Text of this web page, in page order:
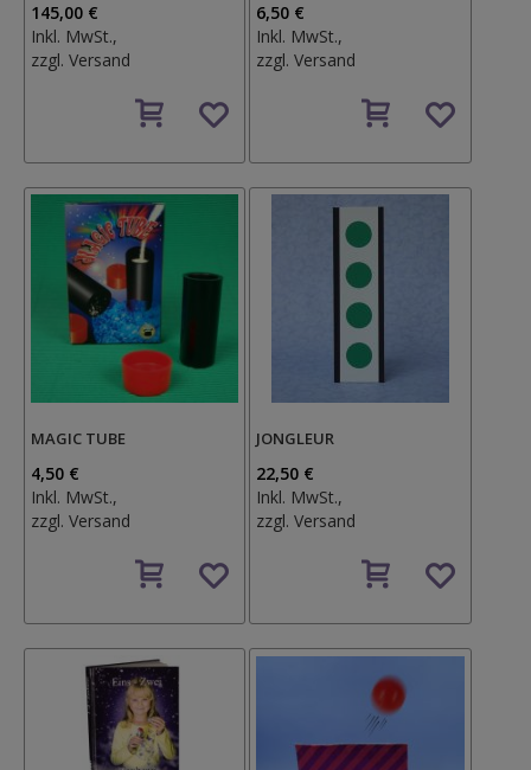
145,00 €
Inkl. MwSt.,
zzgl. Versand
den
6,50 €
Inkl. MwSt.,
zzgl.Versand
den
MAGIC TUBE
4,50 €
Inkl. MwSt.,
zzgl. Versand
den
JONGLEUR
22,50 €
Inkl. MwSt.,
zzgl.Versand
den